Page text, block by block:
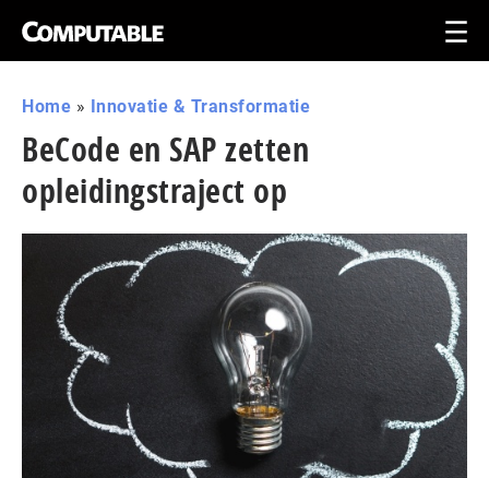
Home » Innovatie & Transformatie
BeCode en SAP zetten
opleidingstraject op